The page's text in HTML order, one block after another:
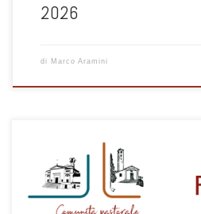
2026
di Marco Aramini